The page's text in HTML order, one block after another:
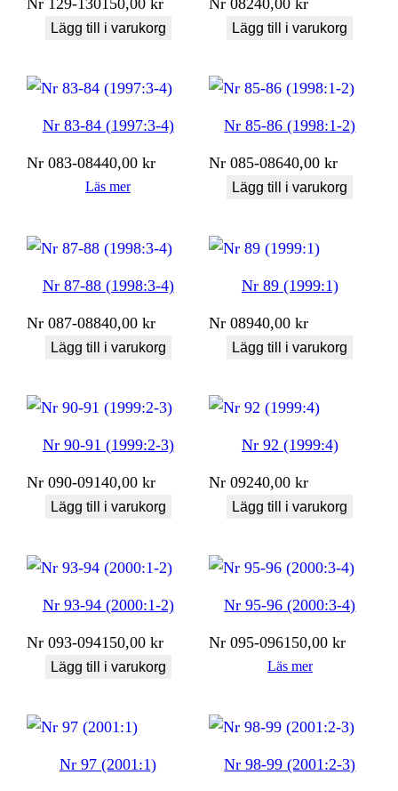
Nr 129-130150,00kr
Lägg till i varukorg
Nr 08240,00kr
Lägg till i varukorg
Nr 83-84 (1997:3-4)
Nr 083-08440,00kr
Läs mer
Nr 85-86 (1998:1-2)
Nr 085-08640,00kr
Lägg till i varukorg
Nr 87-88 (1998:3-4)
Nr 087-08840,00kr
Lägg till i varukorg
Nr 89 (1999:1)
Nr 08940,00kr
Lägg till i varukorg
Nr 90-91 (1999:2-3)
Nr 090-09140,00kr
Lägg till i varukorg
Nr 92 (1999:4)
Nr 09240,00kr
Lägg till i varukorg
Nr 93-94 (2000:1-2)
Nr 093-094150,00kr
Lägg till i varukorg
Nr 95-96 (2000:3-4)
Nr 095-096150,00kr
Läs mer
Nr 97 (2001:1) Nr 98-99 (2001:2-3)